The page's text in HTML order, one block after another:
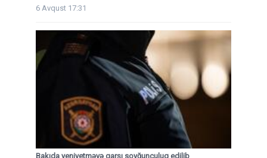
6 Avqust 17:31
Bakıda yeniyetməyə qarşı soyğunçuluq edilib